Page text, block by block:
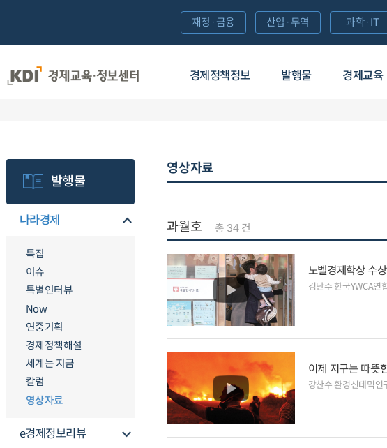
경제정책정보 발행물 경제교육
재정·금융 산업·무역 과학·IT
발행물
나라경제
특집
이슈
특별인터뷰
Now
연중기획
경제정책해설
세계는 지금
칼럼
영상자료
e경제정보리뷰
영상자료
과월호 총 34 건
노벨경제학상 수
나타나
김난주 한국YWCA연
이제 지구는 따뜻
강찬수 환경신데믹연